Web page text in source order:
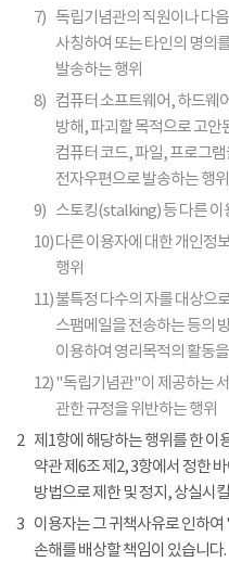
7) 독립기념관의 직원이나 다
사칭하여 또는 타인의 명의
발송하는 행위
8) 컴퓨터 소프트웨어, 하드웨
방해, 파괴할 목적으로 고안
컴퓨터 코드, 파일, 프로그
전자우편으로 발송하는 행위
9) 스토킹(stalking) 등 다른 이
10)다른 이용자에 대한 개인정
행위
11)불특정 다수의 자를 대상으
스팸메일을 전송하는 등의
이용하여 영리목적의 활동
12)"독립기념관"이 제공하는
관한 규정을 위반하는 행위
2 제1항에 해당하는 행위를 한
약관 제6조 제2, 3항에서 정한
방법으로 제한 및 정지, 상실시
3 이용자는 그 귀책사유로 인하
손해를 배상할 책임이 있습니다.